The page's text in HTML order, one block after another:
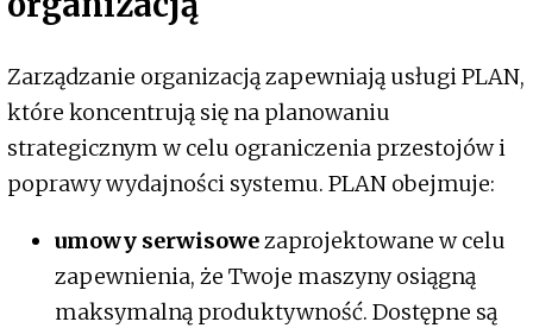
Zarządzanie organizacją zapewniają usługi PLAN,
które koncentrują się na planowaniu
strategicznym w celu ograniczenia przestojów i
poprawy wydajności systemu. PLAN obejmuje:
umowy serwisowezaprojektowane w celu
zapewnienia, że Twoje maszyny osiągną
maksymalną produktywność. Dostępne są